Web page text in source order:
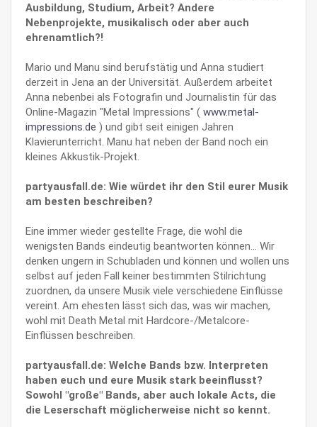
Ausbildung, Studium, Arbeit? Andere
Nebenprojekte, musikalisch oder aber auch
ehrenamtlich?!
Mario und Manu sind berufstätig und Anna studiert
derzeit in Jena an der Universität. Außerdem arbeitet
Anna nebenbei als Fotografin und Journalistin für das
Online-Magazin "Metal Impressions" ( www.metal-
impressions.de ) und gibt seit einigen Jahren
Klavierunterricht. Manu hat neben der Band noch ein
kleines Akkustik-Projekt.
partyausfall.de: Wie würdet ihr den Stil eurer Musik
am besten beschreiben?
Eine immer wieder gestellte Frage, die wohl die
wenigsten Bands eindeutig beantworten können... Wir
denken ungern in Schubladen und können und wollen uns
selbst auf jeden Fall keiner bestimmten Stilrichtung
zuordnen, da unsere Musik viele verschiedene Einflüsse
vereint. Am ehesten lässt sich das, was wir machen,
wohl mit Death Metal mit Hardcore-/Metalcore-
Einflüssen beschreiben.
partyausfall.de: Welche Bands bzw. Interpreten
haben euch und eure Musik stark beeinflusst?
Sowohl "große" Bands, aber auch lokale Acts, die
die Leserschaft möglicherweise nicht so kennt.